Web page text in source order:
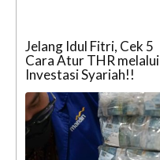
Jelang Idul Fitri, Cek 5
Cara Atur THR melalui
Investasi Syariah!!